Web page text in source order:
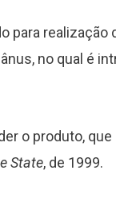
para realização
no qual é
o produto,
State, de 1999.